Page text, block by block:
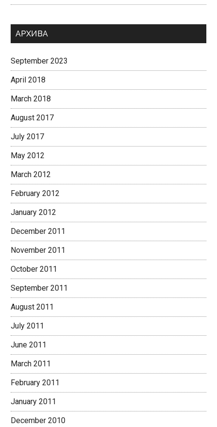
АРХИВА
September 2023
April 2018
March 2018
August 2017
July 2017
May 2012
March 2012
February 2012
January 2012
December 2011
November 2011
October 2011
September 2011
August 2011
July 2011
June 2011
March 2011
February 2011
January 2011
December 2010